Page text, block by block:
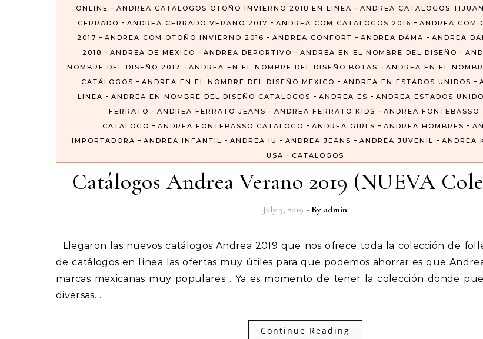
ONLINE - ANDREA CATALOGOS OTOÑO INVIERNO 2018 EN LINEA - ANDREA CATALOGOS
CERRADO - ANDREA CERRADO VERANO 2017 - ANDREA COM CATALOGOS 2016 - ANDREA COM
2017 - ANDREA COM OTOÑO INVIERNO 2016 - ANDREA CONFORT - ANDREA DAMA - ANDREA
2018 - ANDREA DE MEXICO - ANDREA DEPORTIVO - ANDREA EN EL NOMBRE DEL DISEÑO -
NOMBRE DEL DISEÑO 2017 - ANDREA EN EL NOMBRE DEL DISEÑO BOTAS - ANDREA EN EL
CATÁLOGOS - ANDREA EN EL NOMBRE DEL DISEÑO MEXICO - ANDREA EN ESTADOS UNIDOS -
LINEA - ANDREA EN NOMBRE DEL DISEÑO CATALOGOS - ANDREA ES - ANDREA ESTADOS
FERRATO - ANDREA FERRATO JEANS - ANDREA FERRATO KIDS - ANDREA FONTEBASSO
CATALOGO - ANDREA FONTEBASSO CATALOGO - ANDREA GIRLS - ANDREA HOMBRES -
IMPORTADORA - ANDREA INFANTIL - ANDREA IU - ANDREA JEANS - ANDREA JUVENIL - ANDREA
USA - CATALOGOS
Catálogos Andrea Verano 2019 (NUEVA
July 3, 2019 - By admin
Llegaron las nuevos catálogos Andrea 2019 que nos ofrece toda la colección de folletos digitales o
de catálogos en línea las ofertas muy útiles para que podemos ahorrar es que
marcas mexicanas muy populares . Ya es momento de tener la colección donde
diversas…
Continue Reading